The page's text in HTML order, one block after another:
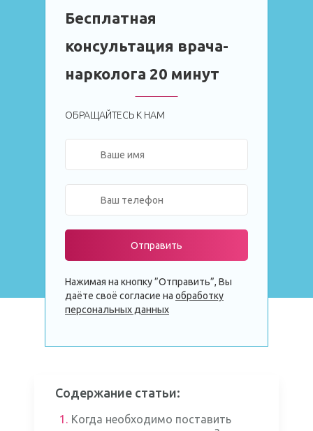
Бесплатная
консультация врача-
нарколога 20 минут
ОБРАЩАЙТЕСЬ К НАМ
Отправить
Нажимая на кнопку ”Отправить”, Вы
даёте своё согласие на обработку
персональных данных
Содержание статьи:
1. Когда необходимо поставить